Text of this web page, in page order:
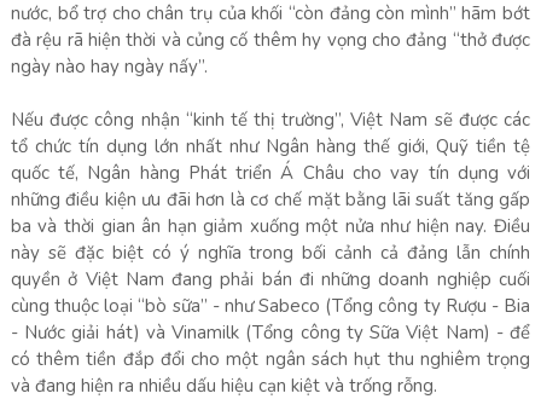
nước, bổ trợ cho chân trụ của khối “còn đảng còn mình” hãm bớt
đà rệu rã hiện thời và củng cố thêm hy vọng cho đảng “thở được
ngày nào hay ngày nấy”.
Nếu được công nhận “kinh tế thị trường”, Việt Nam sẽ được các
tổ chức tín dụng lớn nhất như Ngân hàng thế giới, Quỹ tiền tệ
quốc tế, Ngân hàng Phát triển Á Châu cho vay tín dụng với
những điều kiện ưu đãi hơn là cơ chế mặt bằng lãi suất tăng gấp
ba và thời gian ân hạn giảm xuống một nửa như hiện nay. Điều
này sẽ đặc biệt có ý nghĩa trong bối cảnh cả đảng lẫn chính
quyền ở Việt Nam đang phải bán đi những doanh nghiệp cuối
cùng thuộc loại “bò sữa” - như Sabeco (Tổng công ty Rượu - Bia
- Nước giải hát) và Vinamilk (Tổng công ty Sữa Việt Nam) - để
có thêm tiền đắp đổi cho một ngân sách hụt thu nghiêm trọng
và đang hiện ra nhiều dấu hiệu cạn kiệt và trống rỗng.